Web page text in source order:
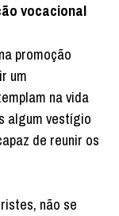
vocacional
promoção
um
na vida
algum vestígio
de reunir os
não se